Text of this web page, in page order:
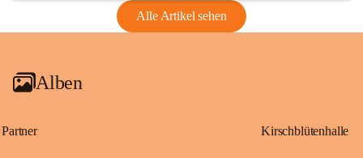
Alle Artikel sehen
Alben
Partner Kirschblütenhalle